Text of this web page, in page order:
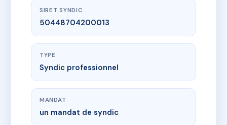
SIRET SYNDIC
50448704200013
TYPE
Syndic professionnel
MANDAT
un mandat de syndic